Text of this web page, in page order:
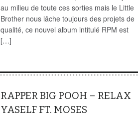
au milieu de toute ces sorties mais le Little
Brother nous lâche toujours des projets de
qualité, ce nouvel album intitulé RPM est
[…]
RAPPER BIG POOH – RELAX
YASELF FT. MOSES